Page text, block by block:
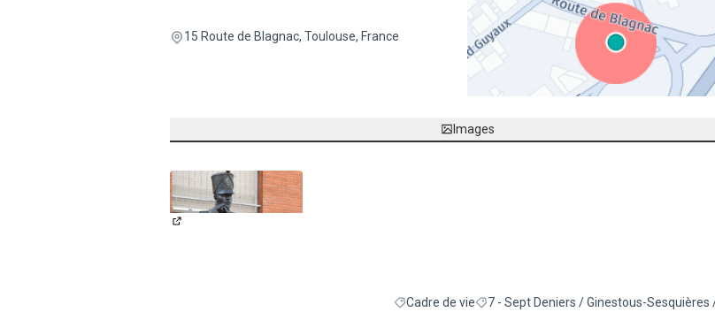
15 Route de Blagnac, Toulouse, France
Images
Filtrer les résultats de la catégorie : Cadre de vie
Cadre de vieFiltrer les résultats pour le secteur : 7 -
7 - Sept Deniers / Ginestous-Sesquières